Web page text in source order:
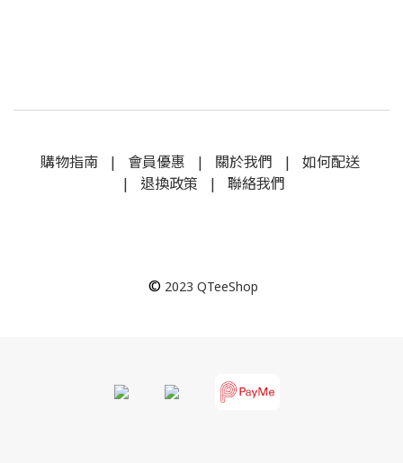
購物指南| 會員優惠 | 關於我們 | 如何配送
| 退換政策 | 聯絡我們
© 2023 QTeeShop